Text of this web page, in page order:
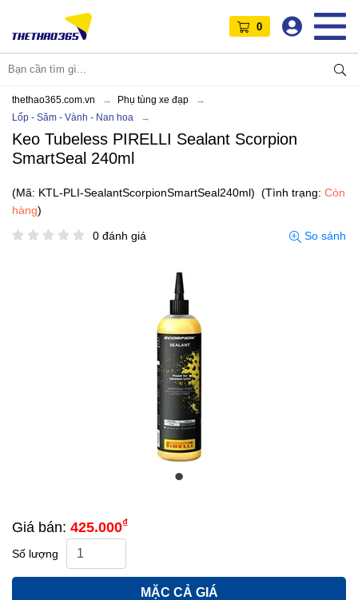
0
thethao365.com.vn
Phụ tùng xe đạp
Lốp - Săm - Vành - Nan hoa
Keo Tubeless PIRELLI Sealant Scorpion
SmartSeal 240ml
(Mã: KTL-PLI-SealantScorpionSmartSeal240ml) (Tình trạng: Còn
hàng)
0 đánh giá
So sánh
Giá bán: 425.000₫
Số lượng
MẶC CẢ GIÁ